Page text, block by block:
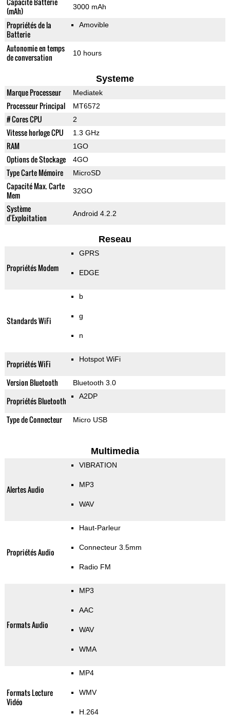
(mAh)
3000 mAh
Propriétés de la
Batterie
Amovible
Autonomie en temps
de conversation
10 hours
Systeme
Marque Processeur Mediatek
Processeur Principal MT6572
# Cores CPU 2
Vitesse horloge CPU 1.3 GHz
RAM 1GO
Options de Stockage 4GO
Type Carte Mémoire MicroSD
Capacité Max. Carte
Mem
32GO
Système
d'Exploitation
Android 4.2.2
Reseau
Propriétés Modem
GPRS
EDGE
Standards WiFi
b
g
n
Propriétés WiFi Hotspot WiFi
Version Bluetooth Bluetooth 3.0
Propriétés Bluetooth A2DP
Type de Connecteur Micro USB
Multimedia
Alertes Audio
VIBRATION
MP3
WAV
Propriétés Audio
Haut-Parleur
Connecteur 3.5mm
Radio FM
Formats Audio
MP3
AAC
WAV
WMA
Formats Lecture
Vidéo
MP4
WMV
H.264